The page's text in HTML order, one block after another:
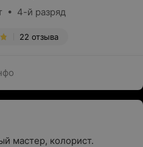
• 4-й разряд
22 отзыва
мастер, колорист.